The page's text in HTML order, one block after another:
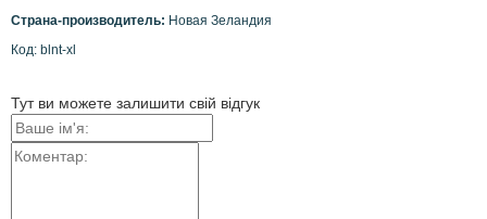
Страна-производитель: Новая Зеландия
Код: blnt-xl
Тут ви можете залишити свій відгук